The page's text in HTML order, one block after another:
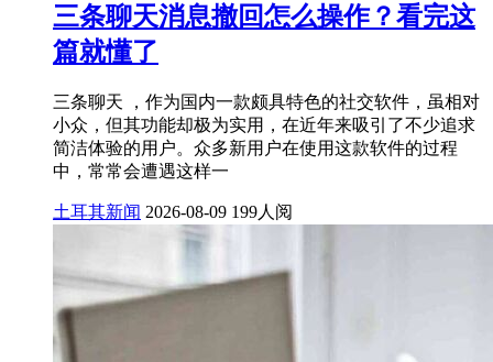
三条聊天消息撤回怎么操作？看完这
篇就懂了
三条聊天 ，作为国内一款颇具特色的社交软件，虽相对
小众，但其功能却极为实用，在近年来吸引了不少追求
简洁体验的用户。众多新用户在使用这款软件的过程
中，常常会遭遇这样一
土耳其新闻 2026-08-09 199人阅